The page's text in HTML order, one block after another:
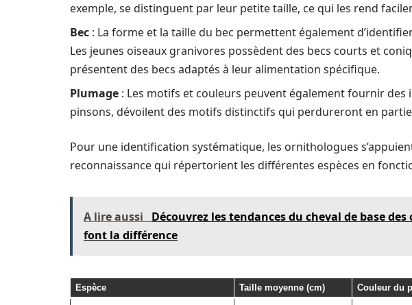
exemple, se distinguent par leur petite taille, ce qui les rend
Bec : La forme et la taille du bec permettent également
Les jeunes oiseaux granivores possèdent des becs courts et
présentent des becs adaptés à leur alimentation spécifique.
Plumage : Les motifs et couleurs peuvent également fournir des
pinsons, dévoilent des motifs distinctifs qui perdureront en partie
Pour une identification systématique, les ornithologues
reconnaissance qui répertorient les différentes espèces en
A lire aussi
Découvrez les tendances du cheval de base
font la différence
Espèce Taille moyenne (cm) Couleur du